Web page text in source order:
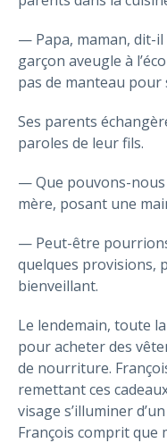
— Papa, maman, dit-il
garçon aveugle à
pas de manteau
Ses parents
paroles de leur fils.
— Que pouvons-nous
mère, posant une
— Peut-être
quelques provisions,
bienveillant.
Le lendemain, toute
pour acheter des
de nourriture.
remettant ces
visage s’illuminer
François comprit que